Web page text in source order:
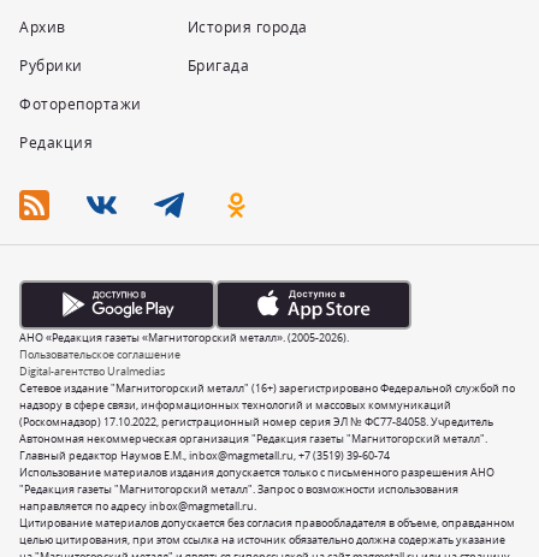
Архив
Рубрики
Фоторепортажи
Редакция
История города
Бригада
Сетевое издание "Магнитогорский металл" (16+) зарегистрировано Федеральной службой по
надзору в сфере связи, информационных технологий и массовых коммуникаций
(Роскомнадзор) 17.10.2022, регистрационный номер серия ЭЛ № ФС77-84058. Учредитель
Автономная некоммерческая организация "Редакция газеты "Магнитогорский металл".
Главный редактор Наумов Е.М.,inbox@magmetall.ru,+7 (3519) 39-60-74
Использование материалов издания допускается только с письменного разрешения АНО
"Редакция газеты "Магнитогорский металл". Запрос о возможности использования
направляется по адресуinbox@magmetall.ru.
Цитирование материалов допускается без согласия правообладателя в объеме, оправданном
целью цитирования, при этом ссылка на источник обязательно должна содержать указание
Пользовательское соглашение
Digital-агентство Uralmedias
АНО «Редакция газеты «Магнитогорский металл». (2005-2026).